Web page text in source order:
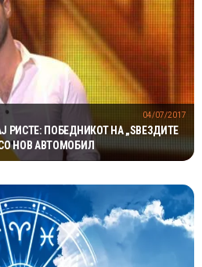
РИСТЕ: ПОБЕДНИКОТ НА „ЅВЕЗДИТЕ
НОВ АВТОМОБИЛ
04/07/2017